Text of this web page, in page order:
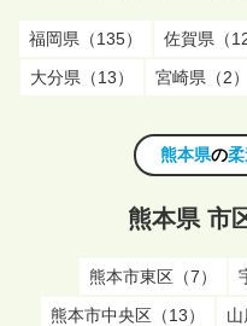
福岡県（135） 佐賀県（12
大分県（13）
宮崎県（2）
熊本県の
熊本県 市
熊本市東区（7）
熊本市中央区（13）
山